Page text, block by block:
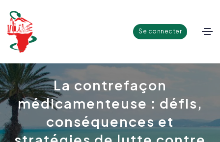
Se connecter
La contrefaçon
médicamenteuse : défis,
conséquences et